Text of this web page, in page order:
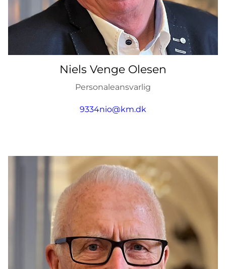
Niels Venge Olesen
Personaleansvarlig
9334nio@km.dk